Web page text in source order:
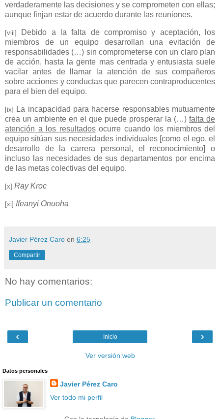
verdaderamente las decisiones y se comprometen con ellas;
aunque finjan estar de acuerdo durante las reuniones.
[viii]
Debido a la falta de compromiso y aceptación, los
miembros de un equipo desarrollan una evitación de
responsabilidades (…) sin comprometerse con un claro plan
de acción, hasta la gente mas centrada y entusiasta suele
vacilar antes de llamar la atención de sus compañeros
sobre acciones y conductas que parecen contraproducentes
para el bien del equipo.
[ix]
La incapacidad para hacerse responsables mutuamente
crea un ambiente en el que puede prosperar la (…) falta de
atención a los resultadosocurre cuando los miembros del
equipo sitúan sus necesidades individuales [como el ego, el
desarrollo de la carrera personal, el reconocimiento] o
incluso las necesidades de sus departamentos por encima
de las metas colectivas del equipo.
[x] Ray Kroc
[xi] Ifeanyi Onuoha
Javier Pérez Caro en 6:25
Compartir
No hay comentarios:
Publicar un comentario
‹ ›
Inicio
Ver versión web
Datos personales
Javier Pérez Caro
Ver todo mi perfil